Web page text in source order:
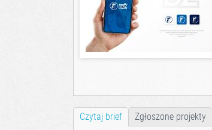
Czytaj brief Zgłoszone projekty